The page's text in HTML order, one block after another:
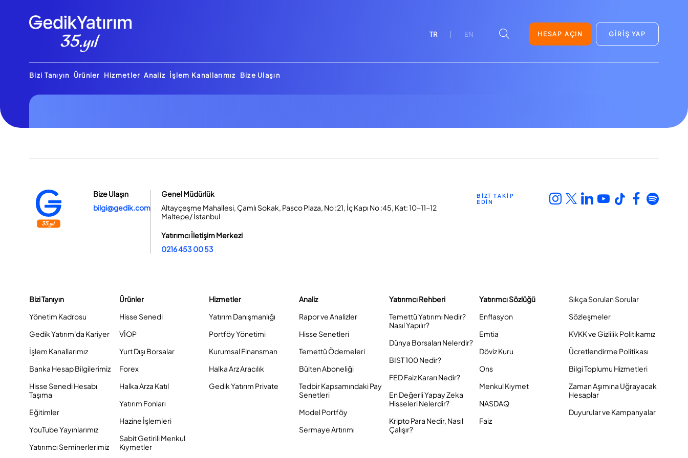
TR EN HESAP AÇIN GİRİŞ YAP
Bizi Tanıyın Ürünler Hizmetler Analiz İşlem Kanallarımız Bize Ulaşın
Bize Ulaşın
bilgi@gedik.com
Genel Müdürlük
Altayçeşme Mahallesi, Çamlı Sokak, Pasco Plaza, No :21, İç Kapı No :45, Kat: 10-11-12
Maltepe/ İstanbul
Yatırımcı İletişim Merkezi
0216 453 00 53
BİZİ TAKİP
EDİN
Bizi Tanıyın
Yönetim Kadrosu
Gedik Yatırım'da Kariyer
İşlem Kanallarımız
Banka Hesap Bilgilerimiz
Hisse Senedi Hesabı
Taşıma
Eğitimler
YouTube Yayınlarımız
Yatırımcı Seminerlerimiz
Ürünler
Hisse Senedi
VİOP
Yurt Dışı Borsalar
Forex
Halka Arza Katıl
Yatırım Fonları
Hazine İşlemleri
Sabit Getirili Menkul
Kıymetler
Hizmetler
Yatırım Danışmanlığı
Portföy Yönetimi
Kurumsal Finansman
Halka Arz Aracılık
Gedik Yatırım Private
Analiz
Rapor ve Analizler
Hisse Senetleri
Temettü Ödemeleri
Bülten Aboneliği
Tedbir Kapsamındaki Pay
Senetleri
Model Portföy
Sermaye Artırımı
Yatırımcı Rehberi
Temettü Yatırımı Nedir?
Nasıl Yapılır?
Dünya Borsaları Nelerdir?
BIST 100 Nedir?
FED Faiz Kararı Nedir?
En Değerli Yapay Zeka
Hisseleri Nelerdir?
Kripto Para Nedir, Nasıl
Çalışır?
Yatırımcı Sözlüğü
Enflasyon
Emtia
Döviz Kuru
Ons
Menkul Kıymet
NASDAQ
Faiz
Sıkça Sorulan Sorular
Sözleşmeler
KVKK ve Gizlilik Politikamız
Ücretlendirme Politikası
Bilgi Toplumu Hizmetleri
Zaman Aşımına Uğrayacak
Hesaplar
Duyurular ve Kampanyalar